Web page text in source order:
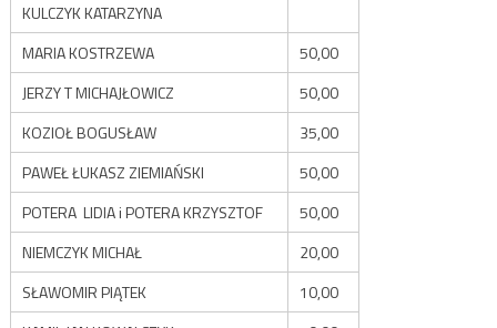
KULCZYK KATARZYNA
MARIA KOSTRZEWA
50,00
JERZY T MICHAJŁOWICZ
50,00
KOZIOŁ BOGUSŁAW
35,00
PAWEŁ ŁUKASZ ZIEMIAŃSKI
50,00
POTERA LIDIA i POTERA KRZYSZTOF
50,00
NIEMCZYK MICHAŁ
20,00
SŁAWOMIR PIĄTEK
10,00